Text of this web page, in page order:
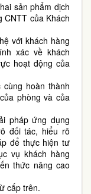
sản phẩm dịch
CNTT của Khách
với khách hàng
xác về khách
hoạt động của
hoàn thành
phòng và của
pháp ứng dụng
đối tác, hiểu rõ
để thực hiện tư
vụ khách hàng
thức nâng cao
cấp trên.